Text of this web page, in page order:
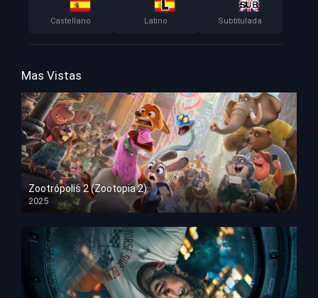
Castellano Latino Subtitulada
Mas Vistas
Zootrópolis 2 (Zootopia 2)
2025
HD 1080p